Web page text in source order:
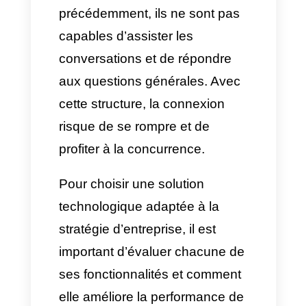
disponible. Avec lesagents IA
sur WhatsApp, le risque de
perdre ce lead disparaît.
L’assistant virtuel déjà entraîné
demande alors au client des
informations de base, vérifie
son budget, lui indique les
caractéristiques du bien et
valide en temps réel s’il est
encore disponible. Si c’est